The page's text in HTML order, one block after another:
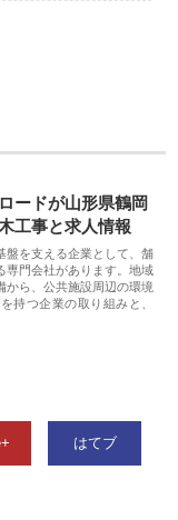
ードが山形県鶴岡
工事と求人情報
盤を支える企業として、舗
専門会社があります。地域
から、公共施設周辺の環境
持つ企業の取り組みと、
はてブ